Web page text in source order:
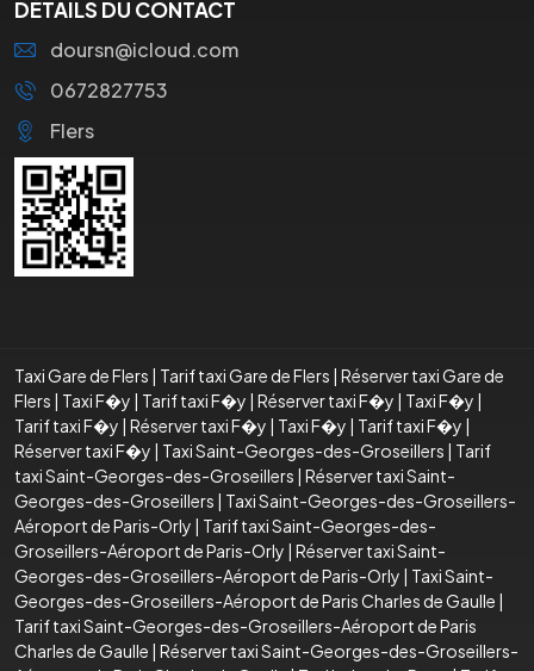
DÉTAILS DU CONTACT
doursn@icloud.com
0672827753
Flers
Taxi Gare de Flers | Tarif taxi Gare de Flers | Réserver taxi Gare de
Flers | Taxi F�y | Tarif taxi F�y | Réserver taxi F�y | Taxi F�y |
Tarif taxi F�y | Réserver taxi F�y | Taxi F�y | Tarif taxi F�y |
Réserver taxi F�y | Taxi Saint-Georges-des-Groseillers | Tarif
taxi Saint-Georges-des-Groseillers | Réserver taxi Saint-
Georges-des-Groseillers | Taxi Saint-Georges-des-Groseillers-
Aéroport de Paris-Orly | Tarif taxi Saint-Georges-des-
Groseillers-Aéroport de Paris-Orly | Réserver taxi Saint-
Georges-des-Groseillers-Aéroport de Paris-Orly | Taxi Saint-
Georges-des-Groseillers-Aéroport de Paris Charles de Gaulle |
Tarif taxi Saint-Georges-des-Groseillers-Aéroport de Paris
Charles de Gaulle | Réserver taxi Saint-Georges-des-Groseillers-